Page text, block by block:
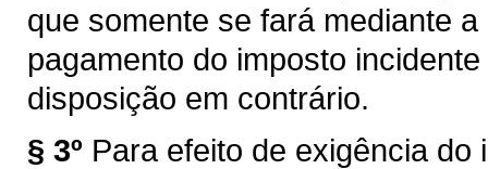
que somente se fará mediante
pagamento do imposto
disposição em contrário.
§ 3º Para efeito de exigência